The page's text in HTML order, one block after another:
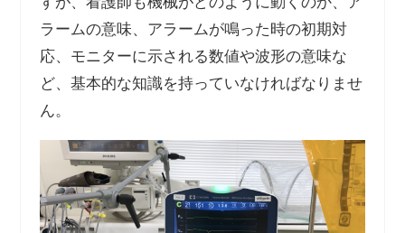
ラームの意味、アラームが鳴った時の初期対
応、モニターに示される数値や波形の意味な
ど、基本的な知識を持っていなければなりませ
ん。